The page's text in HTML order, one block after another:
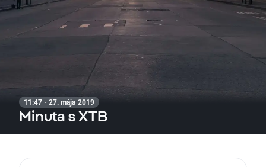
11:47 · 27. mája 2019
Minuta s XTB